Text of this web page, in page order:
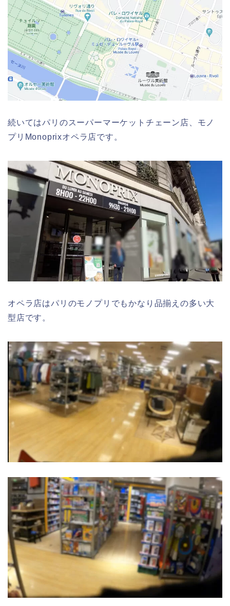
続いてはパリのスーパーマーケットチェーン店、モノ
プリMonoprixオペラ店です。
オペラ店はパリのモノプリでもかなり品揃えの多い大
型店です。